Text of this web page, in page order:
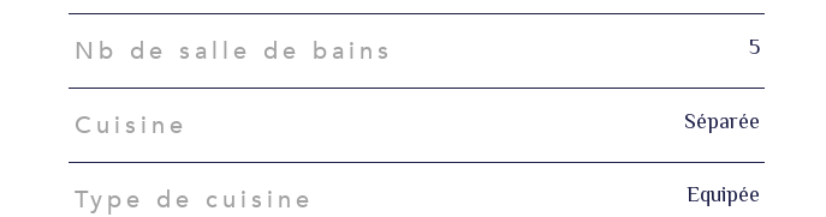
Nb de salle de bains 5
Cuisine Séparée
Type de cuisine Equipée